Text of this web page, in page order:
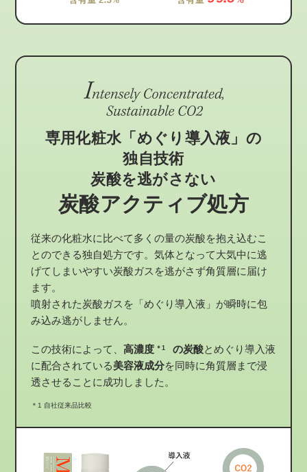
専用化粧水「めぐり導入液」の
独自技術
炭酸を逃がさない
炭酸アクティブ処方
従来の化粧水に比べて多くの量の炭酸を抱え込むこ
とのできる独自処方です。気体となって大気中に逃
げてしまいやすい炭酸ガスを逃がさず角質層に届け
ます。
噴射された炭酸ガスを「めぐり導入液」が瞬時に包
み込み逃がしません。
この技術によって、高濃度 ＊1 の炭酸とめぐり導入液
に配合されている美容液成分を同時に角質層まで浸
透させることに成功しました。
＊1 自社従来品比較